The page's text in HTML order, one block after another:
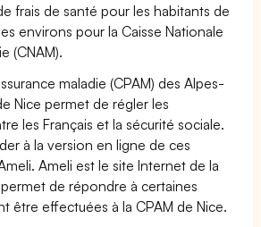
frais de santé pour les habitants de
environs pour la Caisse Nationale
(CNAM).
maladie (CPAM) des Alpes-
Nice permet de régler les
les Français et la sécurité sociale.
à la version en ligne de ces
Ameli est le site Internet de la
de répondre à certaines
être effectuées à la CPAM de Nice.